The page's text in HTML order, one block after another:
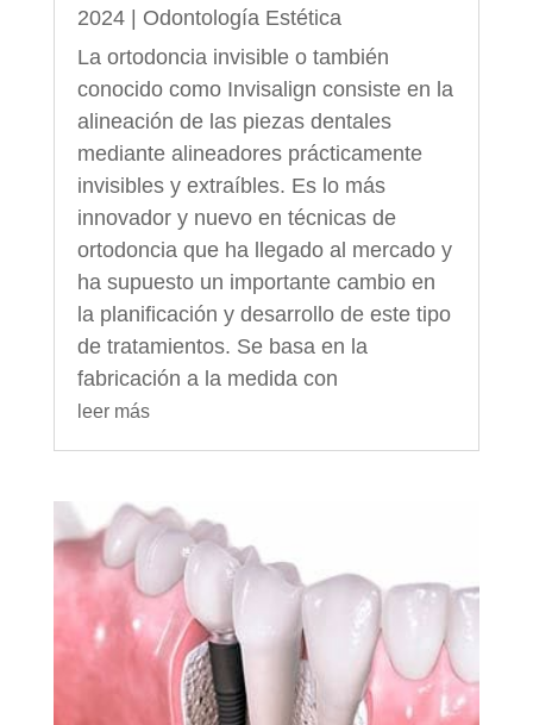
2024| Odontología Estética
La ortodoncia invisible o también
conocido como Invisalign consiste en la
alineación de las piezas dentales
mediante alineadores prácticamente
invisibles y extraíbles. Es lo más
innovador y nuevo en técnicas de
ortodoncia que ha llegado al mercado y
ha supuesto un importante cambio en
la planificación y desarrollo de este tipo
de tratamientos. Se basa en la
fabricación a la medida con
leer más